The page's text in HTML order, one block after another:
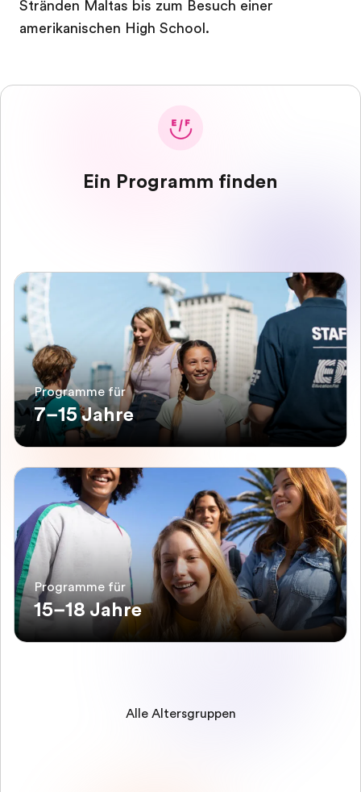
Stränden Maltas bis zum Besuch einer
amerikanischen High School.
Ein Programm finden
Programme für
7–15 Jahre
Programme für
15–18 Jahre
Alle Altersgruppen